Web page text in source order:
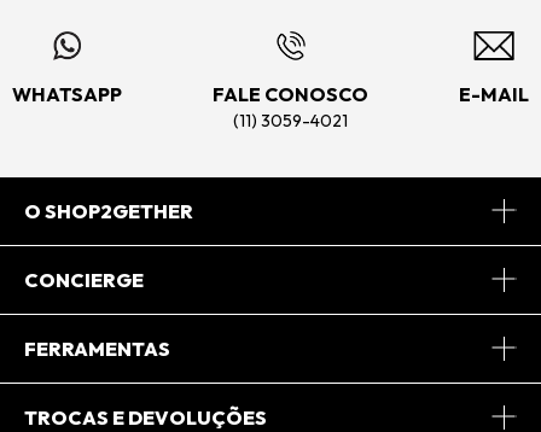
WHATSAPP FALE CONOSCO
(11) 3059-4021
E-MAIL
O SHOP2GETHER
Sobre Nós
CONCIERGE
Central de Relacionamento
FERRAMENTAS
Minha Conta
TROCAS E DEVOLUÇÕES